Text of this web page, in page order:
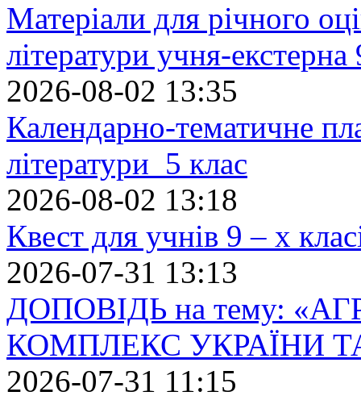
Матеріали для річного
літератури учня-екстерна
2026-08-02 13:35
Календарно-тематичне
літератури 5 клас
2026-08-02 13:18
Квест для учнів 9 – х
2026-07-31 13:13
ДОПОВІДЬ на тему:
КОМПЛЕКС УКРАЇНИ
2026-07-31 11:15